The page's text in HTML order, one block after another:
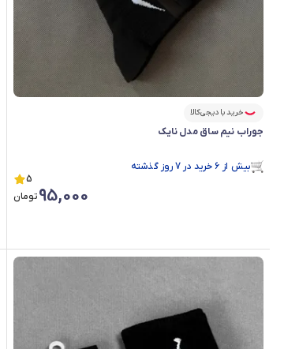
خرید با دیجی‌کالا
جوراب نیم ساق مدل نایـک
رتبه ۳ در پرفروش‌ترین‌های فروشگاه
بیش از ۱۲۰ بازدید در 30 روز گذشته
در سبد خرید بیش از ۲۴۰ نفر.
5
95,000تومان